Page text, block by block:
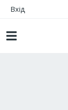
Вхід